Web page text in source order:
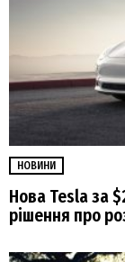
НОВИНИ
Нова Tesla за
рішення про